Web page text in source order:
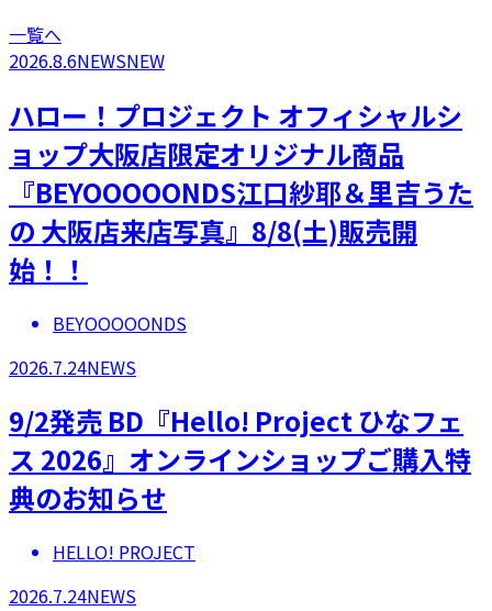
一覧へ
2026.8.6NEWSNEW
ハロー！プロジェクト オフィシャルシ
ョップ大阪店限定オリジナル商品
『BEYOOOOONDS江口紗耶＆里吉うた
の 大阪店来店写真』8/8(土)販売開
始！！
BEYOOOOONDS
2026.7.24NEWS
9/2発売 BD『Hello! Project ひなフェ
ス 2026』オンラインショップご購入特
典のお知らせ
HELLO! PROJECT
2026.7.24NEWS